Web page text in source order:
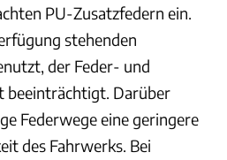
PU-Zusatzfedern ein.
stehenden
der Feder- und
beeinträchtigt. Darüber
Federwege eine geringere
des Fahrwerks. Bei